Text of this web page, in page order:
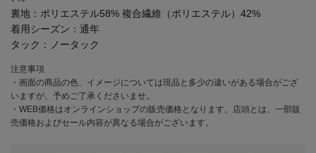
裏地：ポリエステル58% 複合繊維（ポリエステル）42%
着用シーズン： 通年
タック：
ノータック
注意事項
・画面の商品の色、イメージについては現品と多少の違いがある場合がござ
いますが、予めご了承くださいませ。
・WEB価格はオンラインショップの販売価格となります。店頭とは、一部販
売価格およびセール内容が異なる場合がございます。